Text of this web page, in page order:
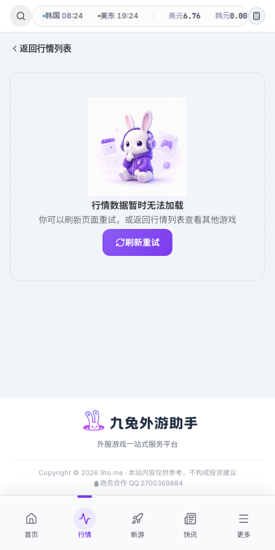
周六 韩国 08:24 美东 19:24 美元6.76 韩元0.0048
返回行情列表
行情数据暂时无法加载
你可以刷新页面重试，或返回行情列表查看其他游戏
刷新重试
外服游戏一站式服务平台
Copyright © 2026 9to.me · 本站内容仅供参考，不构成投资建议
商务合作 QQ 2700369884
首页 行情 新游 快讯 更多